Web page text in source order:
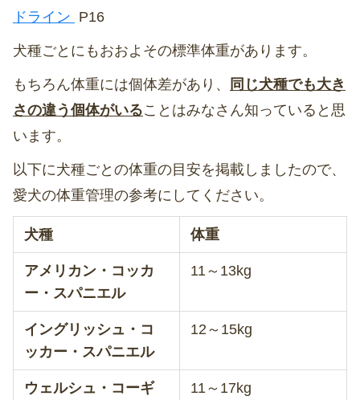
ドライン P16
犬種ごとにもおおよその標準体重があります。
もちろん体重には個体差があり、
同じ犬種でも大き
さの違う個体がいることはみなさん知っていると思
います。
以下に犬種ごとの体重の目安を掲載しましたので、
愛犬の体重管理の参考にしてください。
犬種 体重
アメリカン・コッカ
ー・スパニエル
11～13kg
イングリッシュ・コ
ッカー・スパニエル
12～15kg
ウェルシュ・コーギ
11～17kg